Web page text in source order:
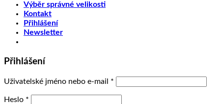
Výběr správné velikosti
Kontakt
Přihlášení
Newsletter
Přihlášení
Uživatelské jméno nebo e-mail *
Heslo *